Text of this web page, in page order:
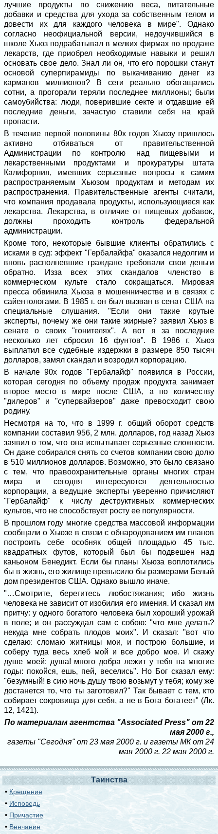
лучшие продукты по снижению веса, питательные
добавки и средства для ухода за собственным телом и
довести их для каждого человека в мире". Однако
согласно неофициальной версии, недоучившийся в
школе Хьюз подрабатывал в мелких фирмах по продаже
лекарств, где приобрел необходимые навыки и решил
основать свое дело. Знал ли он, что его порошки станут
основой суперпирамиды по выкачиванию денег из
карманов миллионов? В сети реально обогащались
сотни, а прогорали теряли последнее миллионы; были
самоубийства: люди, поверившие секте и отдавшие ей
последние деньги, зачастую ставили себя на край
пропасти.
В течение первой половины 80х годов Хьюзу пришлось
активно отбиваться от правительственной
Администрации по контролю над пищевыми и
лекарственными продуктами и прокуратуры штата
Калифорния, имевших серьезные вопросы к самим
распространяемым Хьюзом продуктам и методам их
распространения. Правительственные агенты считали,
что компания продавала продукты, использующиеся как
лекарства. Лекарства, в отличие от пищевых добавок,
должны проходить контроль федеральной
администрации.
Кроме того, некоторые бывшие клиенты обратились с
исками в суд: эффект "Гербалайфа" оказался недолгим и
вновь располневшие граждане требовали свои деньги
обратно. Изза всех этих скандалов членство в
коммерческом культе стало сокращаться. Мировая
пресса обвинила Хьюза в мошенничестве и в связях с
сайентологами. В 1985 г. он был вызван в сенат США на
специальные слушания. "Если они такие крутые
эксперты, почему же они такие жирные? заявил Хьюз в
сенате о своих "гонителях". А вот я за последние
несколько лет сбросил 16 фунтов". В 1986 г. Хьюз
выплатил все судебные издержки в размере 850 тысяч
долларов, замял скандал и возродил корпорацию.
В начале 90х годов "Гербалайф" появился в России,
которая сегодня по объему продаж продукта занимает
второе место в мире после США, а по количеству
"дилеров" и "супервайзеров" даже превосходит свою
родину.
Несмотря на то, что в 1999 г. общий оборот средств
компании составил 956, 2 млн. долларов, год назад Хьюз
заявил о том, что она испытывает серьезные сложности.
Он даже собирался снять со счетов компании свою долю
в 510 миллионов долларов. Возможно, это было связано
с тем, что правоохранительные органы многих стран
мира и сегодня интересуются деятельностью
корпорации, а ведущие эксперты уверенно причисляют
"Гербалайф" к числу деструктивных коммерческих
культов, что не способствует росту ее популярности.
В прошлом году многие средства массовой информации
сообщали о Хьюзе в связи с обнародованием им планов
построить себе особняк общей площадью 45 тыс.
квадратных футов, который был бы подвешен над
каньоном Бенедикт. Если бы планы Хьюза воплотились
бы в жизнь, его жилище превысило бы размерами Белый
дом президентов США. Однако вышло иначе.
"…Смотрите, берегитесь любостяжания; ибо жизнь
человека не зависит от изобилия его имения. И сказал им
притчу: у одного богатого человека был хороший урожай
в поле; и он рассуждал сам с собою: "что мне делать?
некуда мне собрать плодов моих". И сказал: "вот что
сделаю: сломаю житницы мои, и построю большие, и
соберу туда весь хлеб мой и все добро мое. И скажу
душе моей: душа! много добра лежит у тебя на многие
годы: покойся, ешь, пей, веселись". Но Бог сказал ему:
"безумный! в сию ночь душу твою возьмут у тебя; кому же
достанется то, что ты заготовил?" Так бывает с тем, кто
собирает сокровища для себя, а не в Бога богатеет" (Лк.
12, 1421).
По материалам агентства "Associated Press" от 22
мая 2000 г.,
газеты "Сегодня" от 23 мая 2000 г. и газеты МК от 24
мая 2000 г. 22 мая 2000 г.
Таинства
• Крещение
• Исповедь
• Причастие
• Венчание